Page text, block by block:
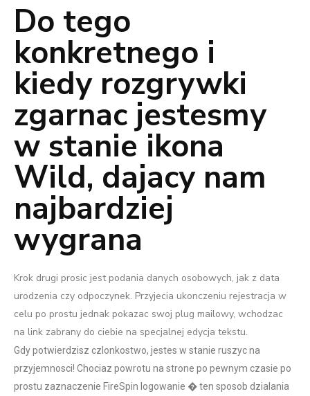
Do tego
konkretnego i
kiedy rozgrywki
zgarnac jestesmy
w stanie ikona
Wild, dajacy nam
najbardziej
wygrana
Krok drugi prosic jest podania danych osobowych, jak z data
urodzenia czy odpoczynek. Przyjecia ukonczeniu rejestracja w
celu po prostu jednak pokazac swoj plug mailowy, wchodzac
na link zabrany do ciebie na specjalnej edycja tekstu.
Gdy potwierdzisz czlonkostwo, jestes w stanie ruszyc na
przyjemnosci! Chociaz powrotu na strone po pewnym czasie po
prostu zaznaczenie FireSpin logowanie � ten sposob dzialania